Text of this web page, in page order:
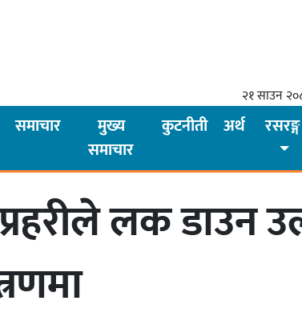
२१ साउन
समाचार
मुख्य
समाचार
कुटनीती अर्थ रसरङ्ग
लक डाउन